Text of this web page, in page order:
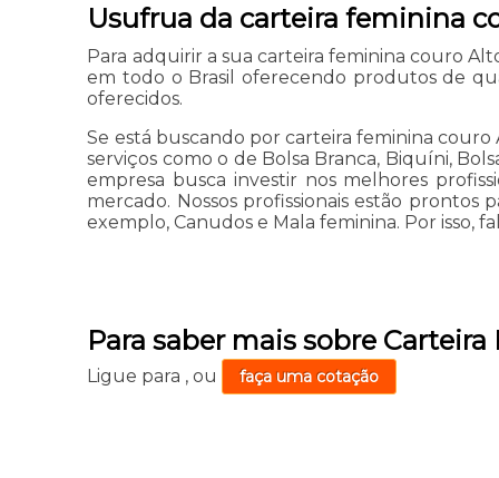
Usufrua da carteira feminina
Para adquirir a sua carteira feminina couro
em todo o Brasil oferecendo produtos de
oferecidos.
Se está buscando por carteira feminina couro
serviços como o de Bolsa Branca, Biquíni,
empresa busca investir nos melhores
mercado. Nossos profissionais estão
exemplo, Canudos e Mala feminina. Por isso,
Para saber mais sobre
Ligue para ,ou faça uma cotação